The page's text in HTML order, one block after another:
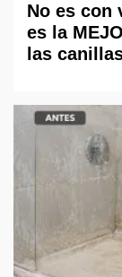
No es con
es la
las